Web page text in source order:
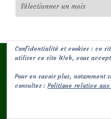
(c) Les
Menu
secondaire
Confidentialité et cookies : ce
utiliser ce site Web, vous
Pour en savoir plus, notamment
consultez :Politique relative aux